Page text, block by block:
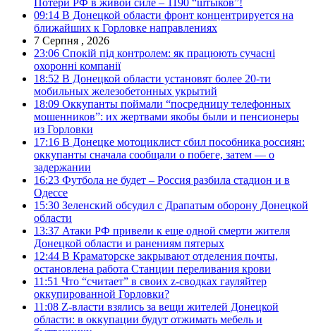
09:14 В Донецкой области фронт концентрируется на
ближайших к Горловке направлениях
7 Серпня , 2026
23:06 Спокій під контролем: як працюють сучасні
охоронні компанії
18:52 В Донецкой области установят более 20-ти
мобильных железобетонных укрытий
18:09 Оккупанты поймали “посредницу телефонных
мошенников”: их жертвами якобы были и пенсионеры
из Горловки
17:16 В Донецке мотоциклист сбил пособника россиян:
оккупанты сначала сообщали о побеге, затем — о
задержании
16:23 Футбола не будет – Россия разбила стадион и в
Одессе
15:30 Зеленский обсудил с Драпатым оборону Донецкой
области
13:37 Атаки РФ привели к еще одной смерти жителя
Донецкой области и ранениям пятерых
12:44 В Краматорске закрывают отделения почты,
остановлена работа Станции переливания крови
11:51 Что “считает” в своих z-сводках гауляйтер
оккупированной Горловки?
11:08 Z-власти взялись за вещи жителей Донецкой
области: в оккупации будут отжимать мебель и